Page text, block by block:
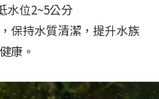
水位2~5公分
保持水質清潔，提升水族
康。